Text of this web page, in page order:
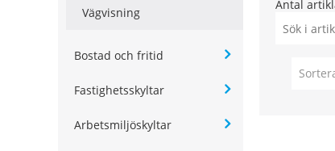
Vägvisning
Bostad och fritid
Fastighetsskyltar
Arbetsmiljöskyltar
Antal